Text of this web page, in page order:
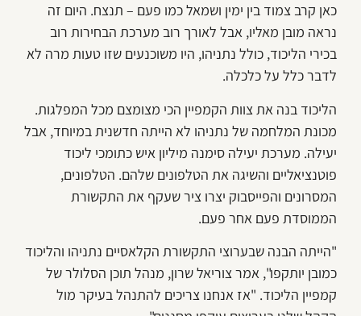
כאן קרב צמוד בין ימין ושמאל כמו פעם – תנצח. היום זה
נראה מובן מאליו, אבל לאורך רוב מערכת הבחירות רוב
בכירי הליכוד, כולל נתניהו, היו משוכנעים שזו טעות מרה לא
לדבר כלל על כלכלה.
הליכוד בנה את צוות הקמפיין הכי מצומצם מכל המפלגות.
מכונת המלחמה של נתניהו לא הייתה חדשנית במיוחד, אבל
יעילה. מערכת יעילה סימנה מיליון איש כתומכי ליכוד
פוטנציאליים והשיגה את הטלפונים שלהם. הטלפונים,
המסרונים והפייסבוק יצרו ציר שעקף את התקשורת
הממוסדת פעם אחר פעם.
"הייתה הבנה שבערוצי התקשורת הקלאסיים נתניהו והליכוד
כמובן יותקפו", אמר צוריאל שרון, מנהל תוכן הסלולר של
קמפיין הליכוד. "אז אנחנו צריכים להתנהל בעיקר מול